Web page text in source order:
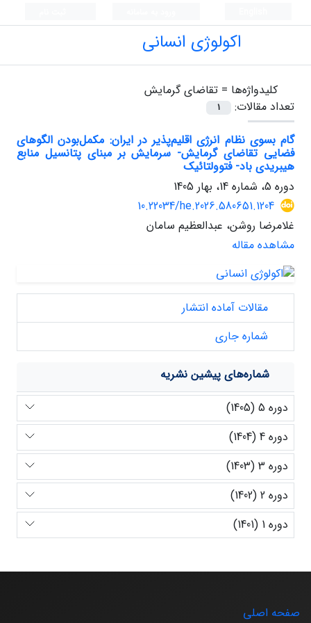
اکولوژی انسانی
کلیدواژه‌ها = تقاضای گرمایش
تعداد مقالات:
1
گام بسوی نظام انرژی اقلیم‌پذیر در ایران: مکمل‌بودن الگوهای
فضایی تقاضای گرمایش- سرمایش بر مبنای پتانسیل منابع
هیبریدی باد- فتوولتائیک
دوره 5، شماره 14، بهار 1405
10.22034/he.2026.580651.1204
غلامرضا روشن، عبدالعظیم سامان
مشاهده مقاله
مقالات آماده انتشار
شماره جاری
شماره‌های پیشین نشریه
دوره 5 (1405)
دوره 4 (1404)
دوره 3 (1403)
دوره 2 (1402)
دوره 1 (1401)
صفحه اصلی